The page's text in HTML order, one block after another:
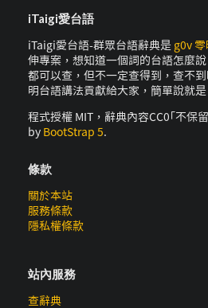
iTaigi愛台語
iTaigi愛台語-群眾台語辭典是 g0v
伸專案，想知道一個詞的台語怎麼
都可以查，但不一定查得到，查不
明台語講法貢獻給大家，簡單說就
程式授權 MIT，辭典內容CC0｢不保
by BootStrap 5.
條款
關於本站
服務條款
隱私權條款
站內服務
查辭典